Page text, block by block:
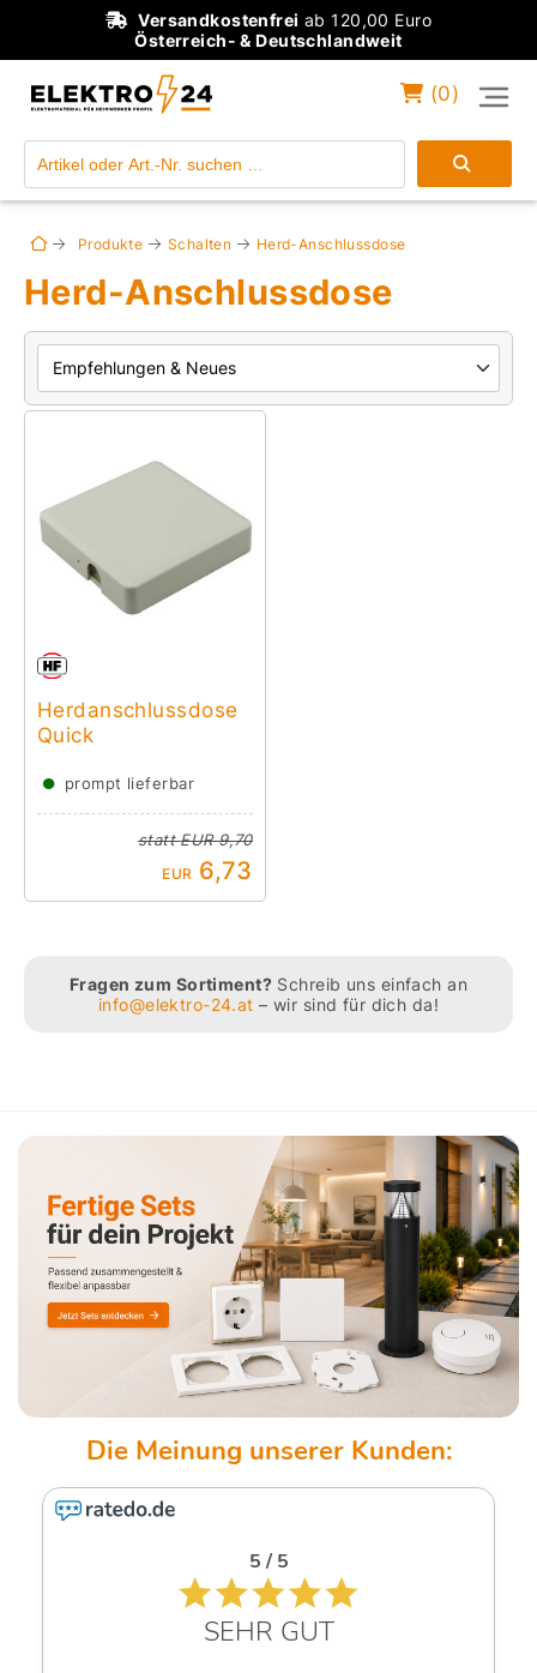
Versandkostenfrei ab 120,00 Euro
Österreich- & Deutschlandweit
Einloggen
(0)
Produkte Schalten Herd-Anschlussdose
Herd-Anschlussdose
Herdanschlussdose
Quick
● prompt lieferbar
stattEUR 9,70
EUR 6,73
Fragen zum Sortiment? Schreib uns einfach an
info@elektro-24.at – wir sind für dich da!
5 / 5
SEHR GUT